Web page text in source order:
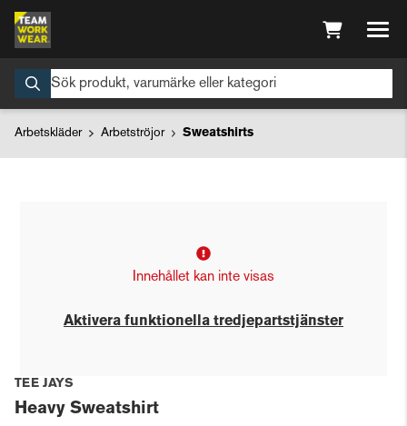
Arbetskläder Arbetströjor Sweatshirts
Innehållet kan inte visas
Aktivera funktionella tredjepartstjänster
TEE JAYS
Heavy Sweatshirt